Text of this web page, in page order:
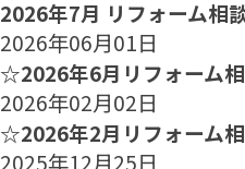
2026年7月 リフォーム相
2026年06月01日
☆2026年6月リフォーム
2026年02月02日
☆2026年2月リフォーム
2025年12月25日